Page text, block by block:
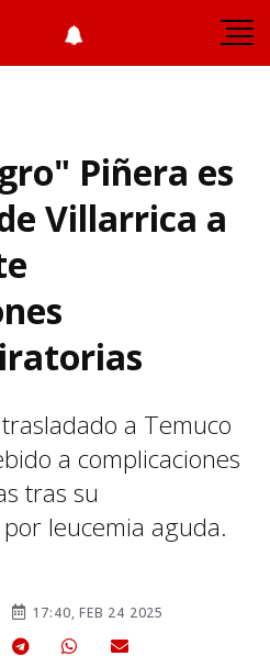
Piñera es
Villarrica a
a Temuco
a complicaciones
tras su
leucemia aguda.
17:40, FEB 24 2025